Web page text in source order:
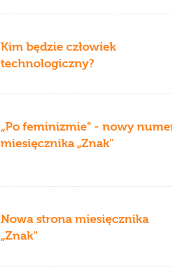
Kim będzie człowiek
technologiczny?
„Po feminizmie" - nowy
miesięcznika „Znak"
Nowa strona miesięcznika
„Znak"